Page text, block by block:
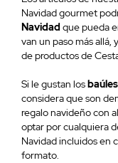
Navidad gourmet
Navidad que pueda
van un paso más
de productos de
Si le gustan los
considera que son
regalo navideño con
optar por cualquiera
Navidad incluidos en
formato.